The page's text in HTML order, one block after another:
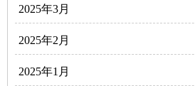
2025年3月
2025年2月
2025年1月